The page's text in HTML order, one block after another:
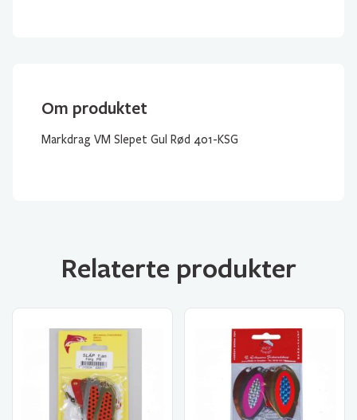
Om produktet
Markdrag VM Slepet Gul Rød 401-KSG
Relaterte produkter